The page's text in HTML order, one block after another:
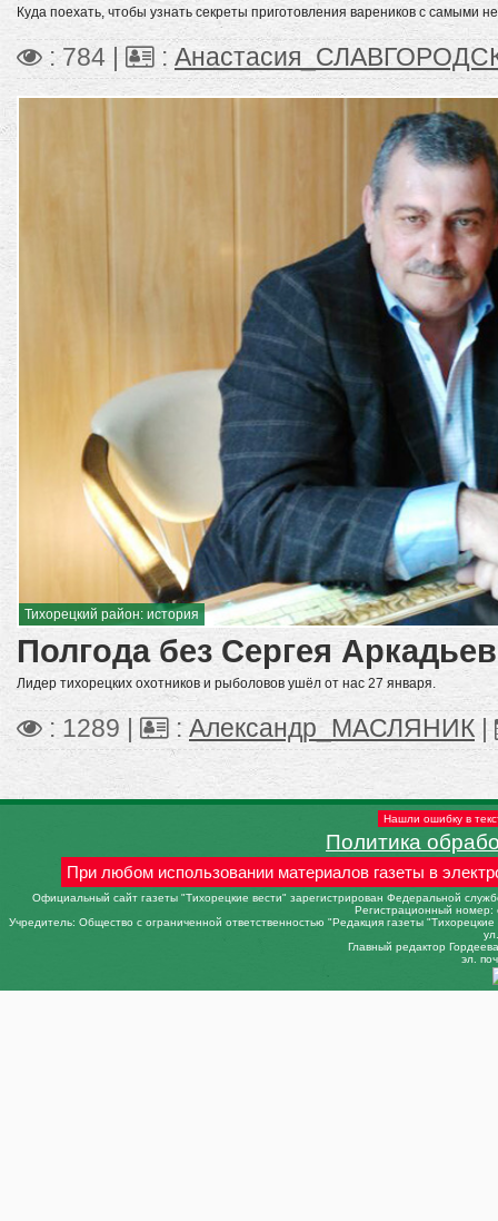
Куда поехать, чтобы узнать секреты приготовления вареников с самыми
: 784 | :
Тихорецкий район: история
Полгода без Сергея
Лидер тихорецких охотников и рыболовов ушёл от нас 27 января.
: 1289 | : Александр_МАСЛЯНИК |
Нашли ошибку в
Политика
При любом использовании материалов газеты в
Официальный сайт газеты "Тихорецкие вести" зарегистрирован Федеральной
Регистрационный
Учредитель: Общество с ограниченной ответственностью "Редакция газеты
Главный редактор
эл.